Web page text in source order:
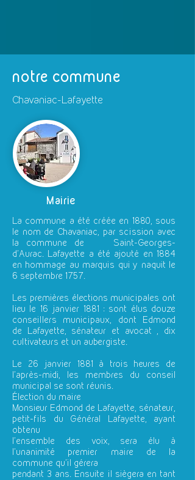
notre commune
Chavaniac-Lafayette
Mairie
La commune a été créée en 1880, sous
le nom de Chavaniac, par scission avec
la commune de Saint-Georges-
d'Aurac. Lafayette a été ajouté en 1884
en hommage au marquis qui y naquit le
6 septembre 1757.
Les premières élections municipales ont
lieu le 16 janvier 1881 : sont élus douze
conseillers municipaux, dont Edmond
de Lafayette, sénateur et avocat , dix
cultivateurs et un aubergiste.
Le 26 janvier 1881 à trois heures de
l'après-midi, les membres du conseil
municipal se sont réunis.
Élection du maire
Monsieur Edmond de Lafayette, sénateur,
petit-fils du Général Lafayette, ayant
obtenu
l'ensemble des voix, sera élu à
l'unanimité premier maire de la
commune qu'il gérera
pendant 3 ans. Ensuite il siègera en tant